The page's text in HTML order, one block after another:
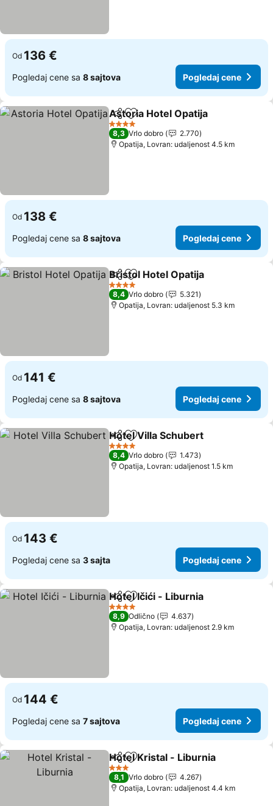
Od 136 €
Pogledaj cene sa 8 sajtova Pogledaj cene
Deli Dodati u favorite
Astoria Hotel Opatija
4 Zvezdice
8,3 Vrlo dobro
2.770
Opatija, Lovran: udaljenost 4.5 km
Od 138 €
Pogledaj cene sa 8 sajtova Pogledaj cene
Deli Dodati u favorite
Bristol Hotel Opatija
4 Zvezdice
8,4 Vrlo dobro
5.321
Opatija, Lovran: udaljenost 5.3 km
Od 141 €
Pogledaj cene sa 8 sajtova Pogledaj cene
Deli Dodati u favorite
Hotel Villa Schubert
4 Zvezdice
8,4 Vrlo dobro
1.473
Opatija, Lovran: udaljenost 1.5 km
Od 143 €
Pogledaj cene sa 3 sajta Pogledaj cene
Deli Dodati u favorite
Hotel Ičići - Liburnia
4 Zvezdice
8,9 Odlično
4.637
Opatija, Lovran: udaljenost 2.9 km
Od 144 €
Pogledaj cene sa 7 sajtova Pogledaj cene
Deli Dodati u favorite
Hotel Kristal - Liburnia
3 Zvezdice
8,1 Vrlo dobro
4.267
Opatija, Lovran: udaljenost 4.4 km